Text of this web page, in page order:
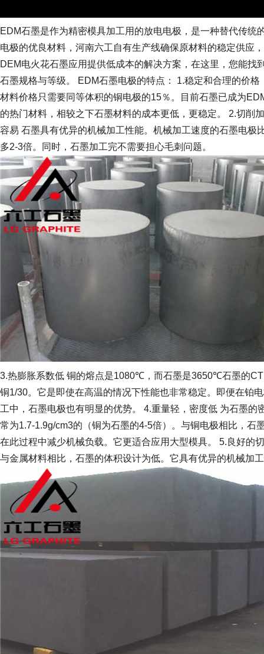
EDM石墨是作为精密模具加工用的放电电极，是一种替代传统
电极的优良材料，河南六工自有生产线确保原材料的稳定供应
DEM电火花石墨应用提供低成本的解决方案，在这里，您能找
石墨规格与等级。
EDM石墨电极的特点： 1.稳定和合理的价格
材料价格只需要同等体积的铜电极的15％。目前石墨已成为
的热门材料，相较之下石墨材料的成本更低，更稳定。 2.切削
容易 石墨具有优异的机械加工性能。机械加工速度的石墨电极
多2-3倍。同时，石墨加工完不需要担心毛刺问题。
3.热膨胀系数低 铜的熔点是1080℃ ，而石墨是3650℃石墨的
铜1/30。它是即使在高温的情况下性能也非常稳定。即便在铂
工中，石墨电极也有明显的优势。 4.重量轻，密度低 为石墨的
常为1.7-1.9g/cm3的（铜为石墨的4-5倍）。与铜电极相比，石
在此过程中减少机械负载。它更适合应用大型模具。 5.良好的
与金属材料相比，石墨的体积设计为低。它具有优异的机械加